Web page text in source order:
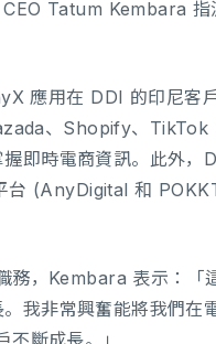
Tatum Kembara
應用在 DDI 的印尼客
、Shopify、TikTok
即時電商資訊。此外
(AnyDigital 和
，Kembara 表示：「
我非常興奮能將我們在